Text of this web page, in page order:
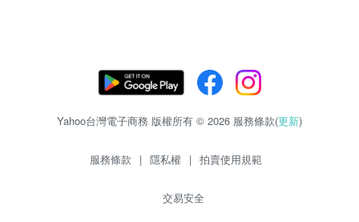
Yahoo台灣電子商務 版權所有 © 2026 服務條款(更新)
服務條款 | 隱私權 | 拍賣使用規範
交易安全